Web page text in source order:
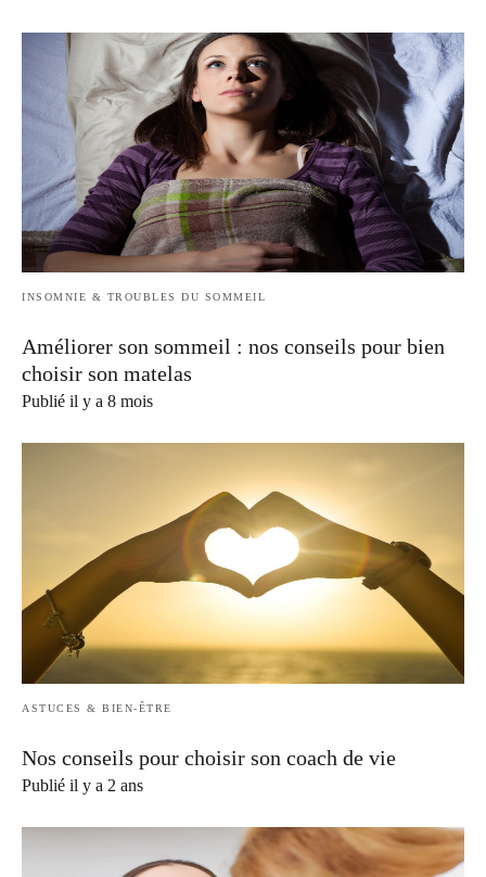
INSOMNIE & TROUBLES DU SOMMEIL
Améliorer son sommeil : nos conseils pour bien
choisir son matelas
Publié il y a 8 mois
ASTUCES & BIEN-ÊTRE
Nos conseils pour choisir son coach de vie
Publié il y a 2 ans